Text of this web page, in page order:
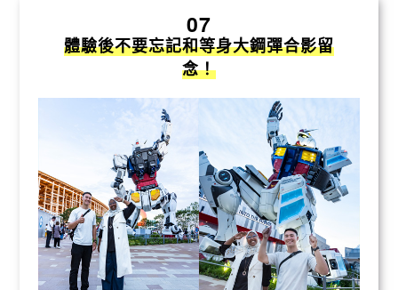
07
體驗後不要忘記和等身大鋼彈合影留
念！